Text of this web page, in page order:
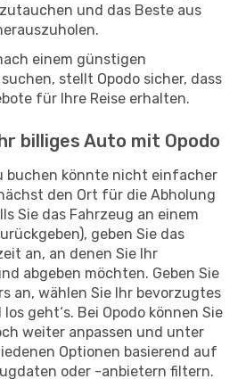
und das Beste aus
einem günstigen
stellt Opodo sicher, dass
für Ihre Reise erhalten.
billiges Auto mit Opodo
buchen könnte nicht einfacher
den Ort für die Abholung
Sie das Fahrzeug an einem
geben Sie das
an, an denen Sie Ihr
abgeben möchten. Geben Sie
an, wählen Sie Ihr bevorzugtes
geht‘s. Bei Opodo können Sie
weiter anpassen und unter
Optionen basierend auf
oder -anbietern filtern.